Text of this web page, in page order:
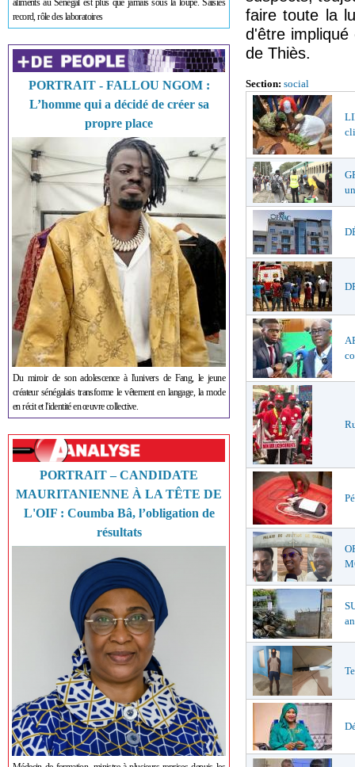
aliments au Sénégal est plus que jamais sous la loupe. Saisies
record, rôle des laboratoires
PORTRAIT - FALLOU NGOM :
L’homme qui a décidé de créer sa
propre place
Du miroir de son adolescence à l'univers de Fang, le jeune
créateur sénégalais transforme le vêtement en langage, la mode
en récit et l'identité en œuvre collective.
PORTRAIT – CANDIDATE
MAURITANIENNE À LA TÊTE DE
L'OIF : Coumba Bâ, l’obligation de
résultats
faire toute la
d'être
de Thiès.
Section: social